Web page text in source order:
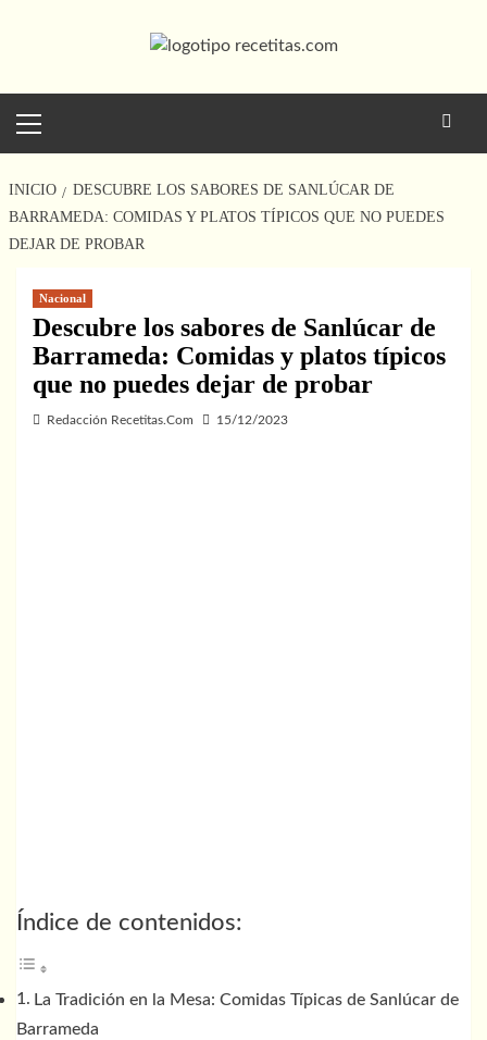
principal
INICIO
DESCUBRE LOS SABORES DE SANLÚCAR DE
BARRAMEDA: COMIDAS Y PLATOS TÍPICOS QUE NO PUEDES
DEJAR DE PROBAR
Nacional
Descubre los sabores de Sanlúcar de
Barrameda: Comidas y platos típicos
que no puedes dejar de probar
Redacción Recetitas.Com 15/12/2023
Índice de contenidos:
La Tradición en la Mesa: Comidas Típicas de Sanlúcar de
Barrameda